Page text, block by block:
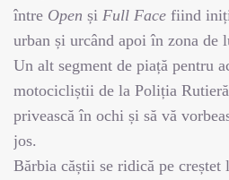
între Open și Full Face fiind
urban și urcând apoi în zona de
Un alt segment de piață pentru
motocicliștii de la Poliția
privească în ochi și să vă
jos.
Bărbia căștii se ridică pe